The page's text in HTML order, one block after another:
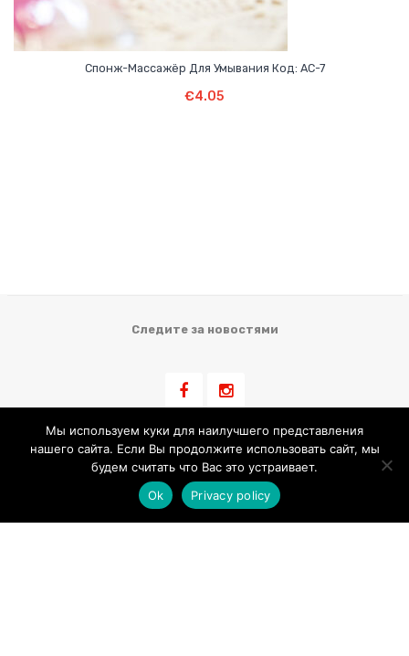
Спонж-Массажёр Для Умывания Код: AC-7
€4.05
Следите за новостями
Информация для клиента
Условия Продажи Обработка Персональных Данных
Мы используем куки для наилучшего представления
нашего сайта. Если Вы продолжите использовать сайт, мы
будем считать что Вас это устраивает.
Ok
Privacy policy